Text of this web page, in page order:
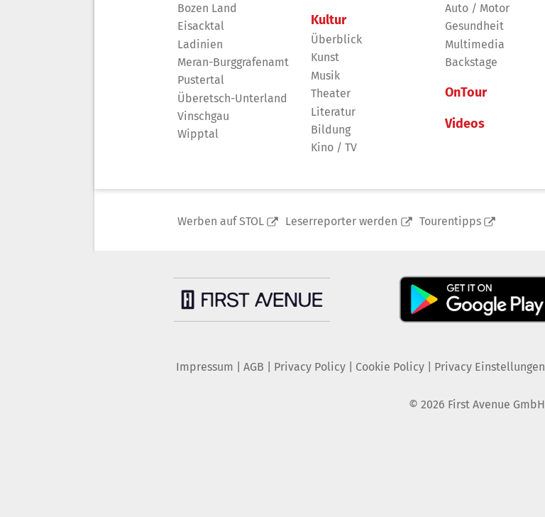
Bozen Land
Eisacktal
Ladinien
Meran-Burggrafenamt
Pustertal
Überetsch-Unterland
Vinschgau
Wipptal
Kultur
Überblick
Kunst
Musik
Theater
Literatur
Bildung
Kino / TV
Auto / Motor
Gesundheit
Multimedia
Backstage
OnTour
Videos
Werben auf STOL Leserreporter werden Tourentipps
Impressum AGB Privacy Policy| Cookie Policy| Privacy Einstellungen
© 2026 First Avenue GmbH